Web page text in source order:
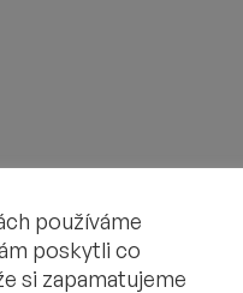
DEGUSTACE
používáme
poskytli co
si zapamatujeme